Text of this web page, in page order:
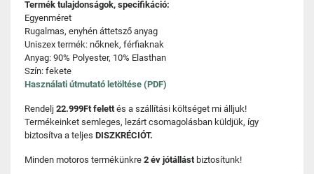
Termék tulajdonságok, specifikáció:
Egyenméret
Rugalmas, enyhén áttetsző anyag
Uniszex termék: nőknek, férfiaknak
Anyag: 90% Polyester, 10% Elasthan
Szín: fekete
Használati útmutató letöltése (PDF)
Rendelj 22.999Ft felettés a szállítási költséget mi álljuk!
Termékeinket semleges, lezárt csomagolásban küldjük, így
biztosítva a teljes DISZKRÉCIÓT.
Minden motoros termékünkre 2 év jótállást biztosítunk!